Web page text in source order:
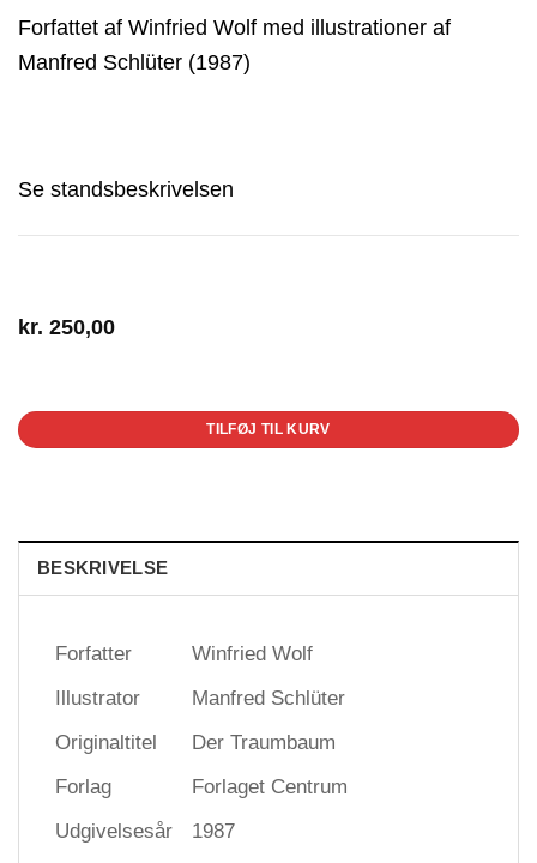
Forfattet af Winfried Wolf med illustrationer af
Manfred Schlüter (1987)
Se standsbeskrivelsen
kr. 250,00
TILFØJ TIL KURV
BESKRIVELSE
Forfatter
Winfried Wolf
Illustrator
Manfred Schlüter
Originaltitel
Der Traumbaum
Forlag
Forlaget Centrum
Udgivelsesår
1987